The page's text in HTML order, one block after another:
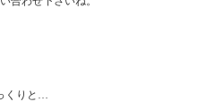
くりと…